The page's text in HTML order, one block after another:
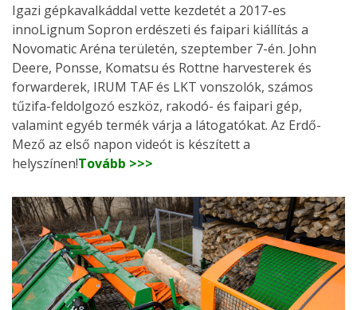
Igazi gépkavalkáddal vette kezdetét a 2017-es
innoLignum Sopron erdészeti és faipari kiállítás a
Novomatic Aréna területén, szeptember 7-én. John
Deere, Ponsse, Komatsu és Rottne harvesterek és
forwarderek, IRUM TAF és LKT vonszolók, számos
tűzifa-feldolgozó eszköz, rakodó- és faipari gép,
valamint egyéb termék várja a látogatókat. Az Erdő-
Mező az első napon videót is készített a
helyszínen!Tovább >>>